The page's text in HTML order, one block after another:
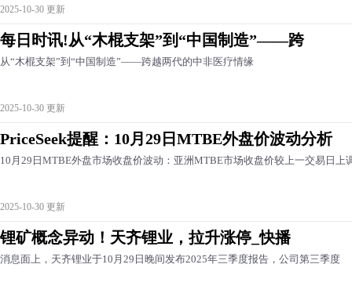
2025-10-30 更新
每日时讯!从“木棍支架”到“中国制造”——跨
从“木棍支架”到“中国制造”——跨越两代的中非医疗情缘
2025-10-30 更新
PriceSeek提醒：10月29日MTBE外盘价波动分析
10月29日MTBE外盘市场收盘价波动：亚洲MTBE市场收盘价较上一交易日上
2025-10-30 更新
锂矿概念异动！天齐锂业，拉升涨停_快播
消息面上，天齐锂业于10月29日晚间发布2025年三季度报告，公司第三季度